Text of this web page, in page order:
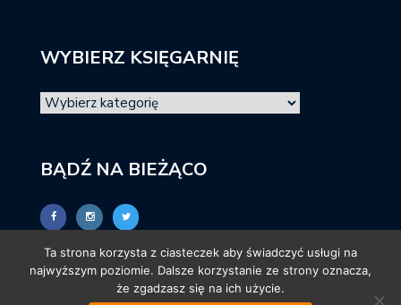
WYBIERZ KSIĘGARNIĘ
BĄDŹ NA BIEŻĄCO
Ta strona korzysta z ciasteczek aby świadczyć usługi na
najwyższym poziomie. Dalsze korzystanie ze strony oznacza,
że zgadzasz się na ich użycie.